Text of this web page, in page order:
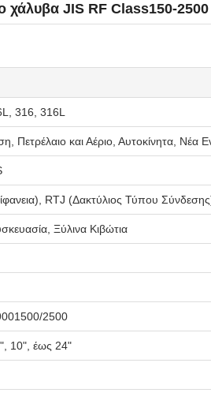
χάλυβα JIS RF Class150-
316, 316L
Πετρέλαιο και Αέριο, Αυτοκίνητα, Νέα
RTJ (Δακτύλιος Τύπου
Ξύλινα Κιβώτια
2500
10", έως 24"